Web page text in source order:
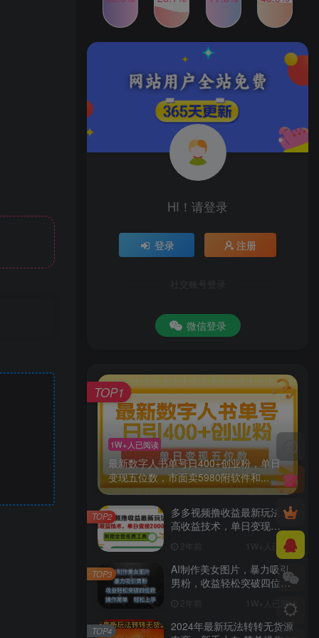
2024年最新玩法转转无货源
电商，新手小白 简单操作，
2年前 1W+人已阅读
TOP4
发行人计划蛋仔派对全新玩
法，一天3000＋，蓝海暴力
变现2年前
公众号S粉新玩法，简单操
作、多重变现，每日收益1k
2年前
HI！请登录
登录 注册
社交账号登录
微信登录
1W+人已阅读
最新数字人书单号日400+创业粉，单日
变现五位数，市面卖5980附软件和...
TOP1
多多视频撸收益最新玩法，
高收益技术，单日变现
2000+，附赠全套技术资料
2年前 1W+人已阅读
TOP2
AI制作美女图片，暴力吸引
男粉，收益轻松突破四位
2年前 1W+人已阅读
TOP3
2024年最新玩法转转无货源
TOP4